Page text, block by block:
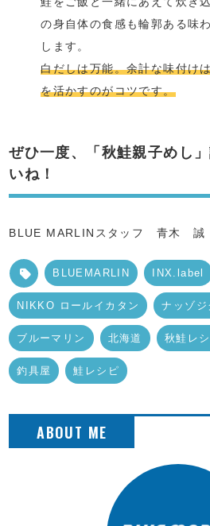
の身自体の食感も輪郭ある味
します。
白だしは万能。余計な味付け
を活かすのがコツです。
ぜひ一度、「秋鮭親子めし
いね！
BLUE MARLINスタッフ 青木 誠
BLUEMARLIN INX.label
NIKKO ロールイカタン ナッゾ
ブルーマリン 北海道 秋鮭レ
釣具屋 鮭レシピ